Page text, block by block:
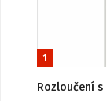
1
Rozloučení